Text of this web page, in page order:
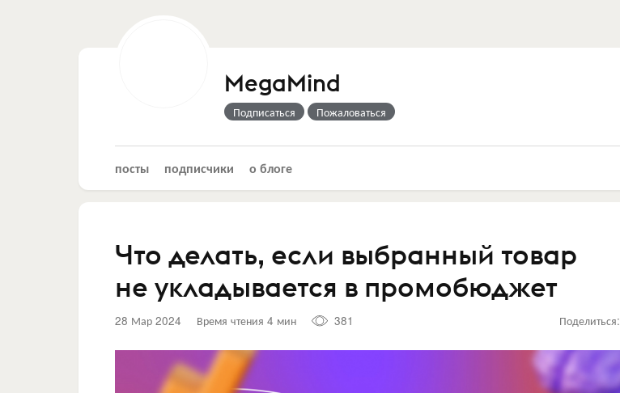
MegaMind
Подписаться Пожаловаться
посты подписчики о блоге
Что делать, если выбранный товар
не укладывается в промобюджет
28 Мар 2024 Время чтения 4 мин 381 Поделиться: